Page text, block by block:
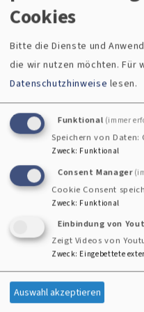
sein. Viele unserer
Tage bei denen Erleben im
Actionbound, geht zum
isst zusammen. Oft auch
Pfarramt vor
Ort finden
Über Ihren Wohnort finden
Cookies
Bitte die Dienste und
die wir nutzen möchten.Für
Datenschutzhinweise lesen.
Funktional (immer
Speichern von
Zweck: Funktional
Consent Manager
Cookie Consent
Zweck: Funktional
Einbindung von
Zeigt Videos von
Zweck: Eingebettete
Auswahl akzeptieren